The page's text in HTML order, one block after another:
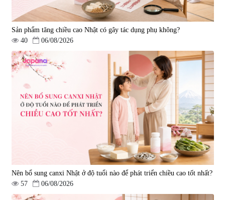
Viên uống hỗ trợ giấc ngủ Fujina
Sleepy Nhật Bản 80 viên
580.000 đ
Viên uống phòng ngừa & hỗ trợ
điều trị đột quỵ Biken Kinase
Gold 60 viên
|0
1.570.000 đ
Sản phẩm tăng chiều cao Nhật có gây tác dụng phụ không?
40
06/08/2026
Nên bổ sung canxi Nhật ở độ tuổi nào để phát triển chiều cao tốt nhất?
57
06/08/2026